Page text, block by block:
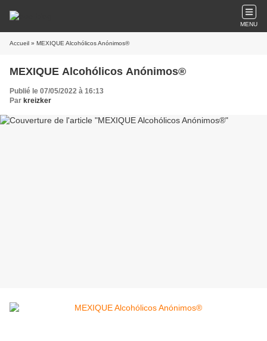
MENU
Accueil » MEXIQUE Alcohólicos Anónimos®
MEXIQUE Alcohólicos Anónimos®
Publié le 07/05/2022 à 16:13
Par kreizker